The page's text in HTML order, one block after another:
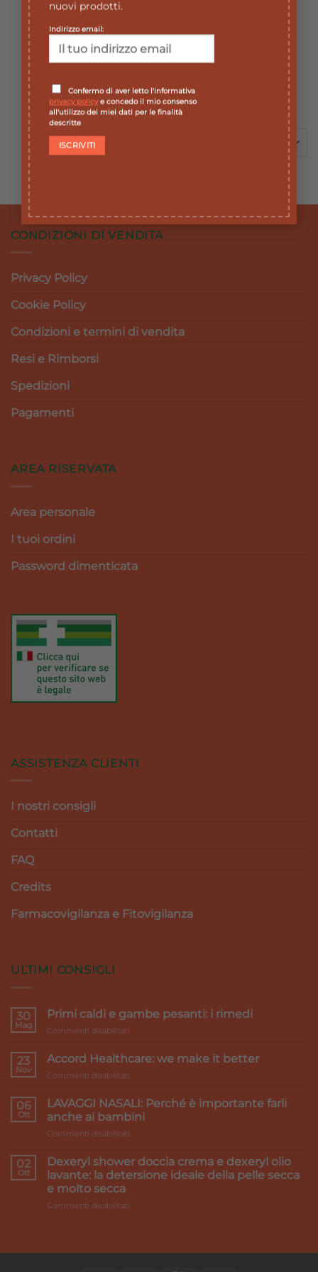
nuovi prodotti.
Indirizzo email:
Confermo di aver letto l'informativa
privacy policye concedo il mio consenso
all'utilizzo dei miei dati per le finalità
descritte
STRISCE
DEPILATORIE
VISO
NATURAL
TOUCH 12
7,89 €
prezzo
originale
€Il
prezzo
attuale
è:
CONDIZIONI DI VENDITA
Privacy Policy
Cookie Policy
Condizioni e termini di vendita
Resi e Rimborsi
Spedizioni
Pagamenti
AREA RISERVATA
Area personale
I tuoi ordini
Password dimenticata
ASSISTENZA CLIENTI
I nostri consigli
Contatti
FAQ
Credits
Farmacovigilanza e Fitovigilanza
ULTIMI CONSIGLI
30
Mag
Primi caldi e gambe pesanti: i rimedi
Commenti disabilitati
caldi
e
i
rimedi
23
Nov
Accord Healthcare: we make it better
Commenti disabilitati
Healthcare:
we
make
06
Ott
LAVAGGI NASALI: Perché è importante farli
anche ai bambini
Commenti disabilitati
NASALI:
Perché
è
02
Ott
Dexeryl shower doccia crema e dexeryl olio
lavante: la detersione ideale della pelle secca
e molto secca
Commenti disabilitati
crema